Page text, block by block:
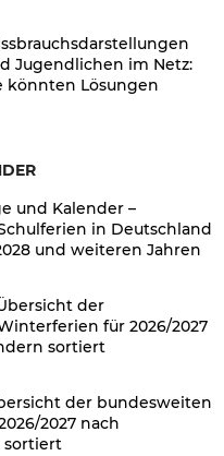
Jugendlichen im Netz:
könnten Lösungen
und Kalender –
in Deutschland
und weiteren Jahren
der
für 2026/2027
sortiert
der bundesweiten
2027 nach
sortiert